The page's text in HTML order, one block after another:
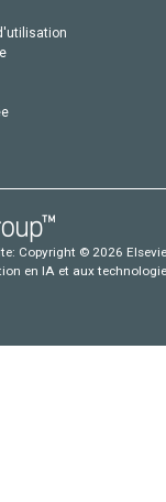
Copyright © 2026
en IA et aux